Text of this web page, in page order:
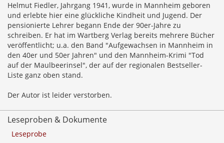
Helmut Fiedler, Jahrgang 1941, wurde in Mannheim geboren
und erlebte hier eine glückliche Kindheit und Jugend. Der
pensionierte Lehrer begann Ende der 90er-Jahre zu
schreiben. Er hat im Wartberg Verlag bereits mehrere Bücher
veröffentlicht; u.a. den Band "Aufgewachsen in Mannheim in
den 40er und 50er Jahren" und den Mannheim-Krimi "Tod
auf der Maulbeerinsel", der auf der regionalen Bestseller-
Liste ganz oben stand.
Der Autor ist leider verstorben.
Leseproben & Dokumente
Leseprobe